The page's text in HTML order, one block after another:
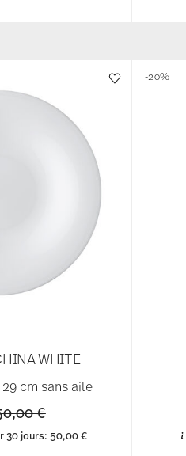
WHITE
cm sans aile
reduced from
€to
30 jours: 50,00 €
-20%